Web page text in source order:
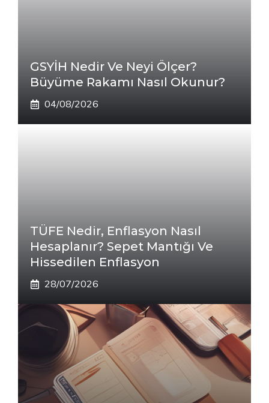
GSYİH Nedir Ve Neyi Ölçer?
Büyüme Rakamı Nasıl Okunur?
04/08/2026
TÜFE Nedir, Enflasyon Nasıl
Hesaplanır? Sepet Mantığı Ve
Hissedilen Enflasyon
28/07/2026